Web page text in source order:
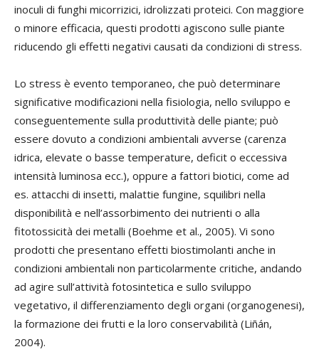
inoculi di funghi micorrizici, idrolizzati proteici. Con maggiore
o minore efficacia, questi prodotti agiscono sulle piante
riducendo gli effetti negativi causati da condizioni di stress.
Lo stress è evento temporaneo, che può determinare
significative modificazioni nella fisiologia, nello sviluppo e
conseguentemente sulla produttività delle piante; può
essere dovuto a condizioni ambientali avverse (carenza
idrica, elevate o basse temperature, deficit o eccessiva
intensità luminosa ecc.), oppure a fattori biotici, come ad
es. attacchi di insetti, malattie fungine, squilibri nella
disponibilità e nell’assorbimento dei nutrienti o alla
fitotossicità dei metalli (Boehme et al., 2005). Vi sono
prodotti che presentano effetti biostimolanti anche in
condizioni ambientali non particolarmente critiche, andando
ad agire sull’attività fotosintetica e sullo sviluppo
vegetativo, il differenziamento degli organi (organogenesi),
la formazione dei frutti e la loro conservabilità (Liñán,
2004).